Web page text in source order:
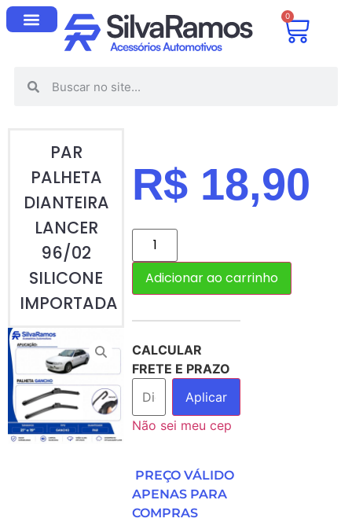
0
PAR
PALHETA
DIANTEIRA
LANCER
96/02
SILICONE
IMPORTADA
R$ 18,90
Adicionar ao carrinho
CALCULAR
FRETE E PRAZO
Aplicar
Não sei meu cep
PREÇO VÁLIDO
APENAS PARA
COMPRAS